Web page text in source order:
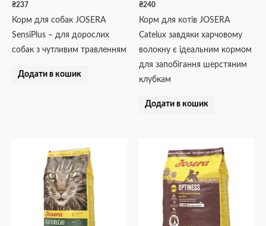
₴237
Корм для собак JOSERA
SensiPlus – для дорослих
собак з чутливим травленням
Додати в кошик
₴240
Корм для котів JOSERA
Catelux завдяки харчовому
волокну є ідеальним кормом
для запобігання шерстяним
клубкам
Додати в кошик